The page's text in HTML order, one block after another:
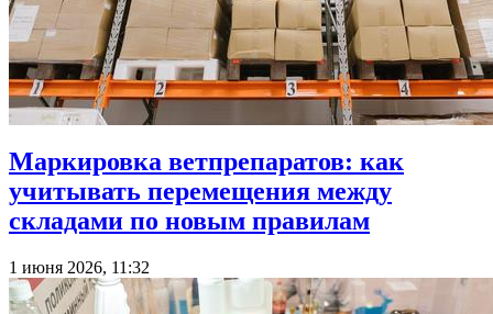
Маркировка ветпрепаратов: как
учитывать перемещения между
складами по новым правилам
1 июня 2026, 11:32